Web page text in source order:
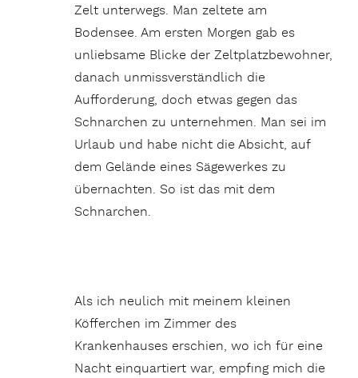
Zelt unterwegs. Man zeltete am
Bodensee. Am ersten Morgen gab es
unliebsame Blicke der Zeltplatzbewohner,
danach unmissverständlich die
Aufforderung, doch etwas gegen das
Schnarchen zu unternehmen. Man sei im
Urlaub und habe nicht die Absicht, auf
dem Gelände eines Sägewerkes zu
übernachten. So ist das mit dem
Schnarchen.
Als ich neulich mit meinem kleinen
Köfferchen im Zimmer des
Krankenhauses erschien, wo ich für eine
Nacht einquartiert war, empfing mich die